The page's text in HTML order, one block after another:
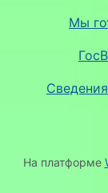
Мы
На платформе